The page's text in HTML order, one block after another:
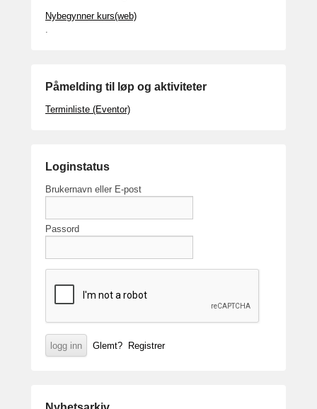
Nybegynner kurs(web)
.
Påmelding til løp og aktiviteter
Terminliste (Eventor)
Loginstatus
Brukernavn eller E-post
Passord
Glemt? Registrer